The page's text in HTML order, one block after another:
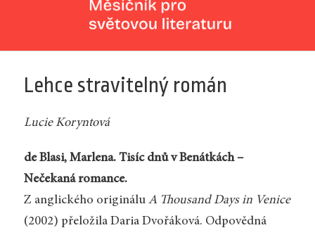
Lehce stravitelný román
Lucie Koryntová
de Blasi, Marlena. Tisíc dnů v Benátkách –
Nečekaná romance.
Z anglického originálu A Thousand Days in Venice
(2002) přeložila Daria Dvořáková. Odpovědná